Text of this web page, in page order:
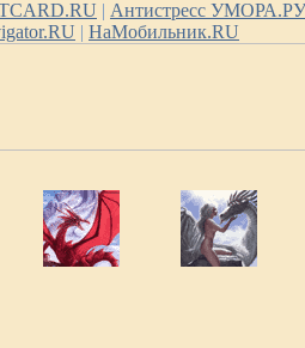
| Антистресс УМОРА.РУ
| НаМобильник.RU